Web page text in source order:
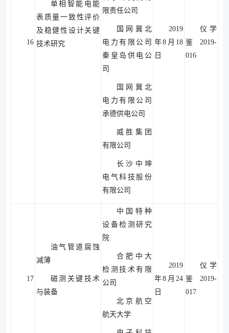
16
单相智能电能
表质量一致性评价
及稳健性设计关键
技术研究
限责任公司
国网冀北
电力有限公司
秦皇岛供电公
司
国网冀北
电力有限公司
承德供电公司
威胜集团
有限公司
长沙中坤
电气科技股份
有限公司
2019
年8月18
日
仪学
鉴2019-
016
17
油气管道腐蚀
减薄
磁测关键技术
与装备
中国特种
设备检测研究
院
合肥中大
检测技术有限
公司
北京航空
航天大学
2019
年8月24
日
仪学
鉴2019-
017